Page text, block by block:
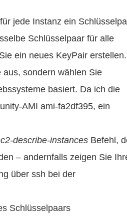
jede Instanz ein
Schlüsselpaar für alle
ein neues KeyPair erstellen.
sondern wählen Sie
basiert. Da ich die
AMI ami-fa2df395, ein
describe-instances Befehl,
– andernfalls zeigen Sie
über ssh bei der
Schlüsselpaars